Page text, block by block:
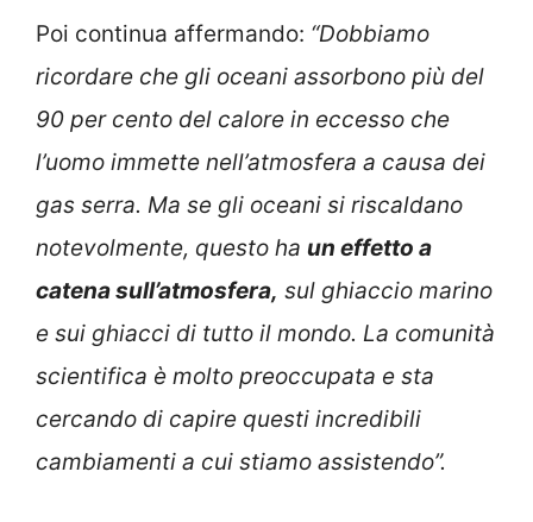
Poi continua affermando: “Dobbiamo
ricordare che gli oceani assorbono più del
90 per cento del calore in eccesso che
l’uomo immette nell’atmosfera a causa dei
gas serra. Ma se gli oceani si riscaldano
notevolmente, questo ha un effetto a
catena sull’atmosfera, sul ghiaccio marino
e sui ghiacci di tutto il mondo. La comunità
scientifica è molto preoccupata e sta
cercando di capire questi incredibili
cambiamenti a cui stiamo assistendo”.